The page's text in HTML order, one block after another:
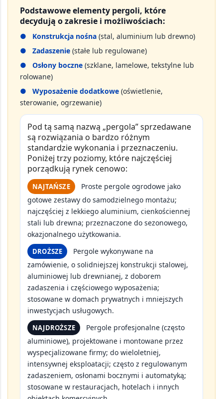
Podstawowe elementy pergoli, które
decydują o zakresie i możliwościach:
● Konstrukcja nośna (stal, aluminium lub drewno)
●
Zadaszenie (stałe lub regulowane)
●
Osłony boczne (szklane, lamelowe, tekstylne lub
rolowane)
●
Wyposażenie dodatkowe (oświetlenie,
sterowanie, ogrzewanie)
Pod tą samą nazwą „pergola”sprzedawane
są rozwiązania o bardzo różnym
standardzie wykonania i przeznaczeniu.
Poniżej trzy poziomy, które najczęściej
porządkują rynek cenowo:
NAJTAŃSZE
Proste pergole ogrodowe jako
gotowe zestawy do samodzielnego montażu;
najczęściej z lekkiego aluminium, cienkościennej
stali lub drewna; przeznaczone do sezonowego,
okazjonalnego użytkowania.
DROŻSZE
Pergole wykonywane na
zamówienie, o solidniejszej konstrukcji stalowej,
aluminiowej lub drewnianej, z doborem
zadaszenia i częściowego wyposażenia;
stosowane w domach prywatnych i mniejszych
inwestycjach usługowych.
NAJDROŻSZE
Pergole profesjonalne (często
aluminiowe), projektowane i montowane przez
wyspecjalizowane firmy; do wieloletniej,
intensywnej eksploatacji; często z regulowanym
zadaszeniem, osłonami bocznymi i automatyką;
stosowane w restauracjach, hotelach i innych